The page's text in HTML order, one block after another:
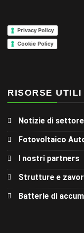
Privacy Policy
Cookie Policy
RISORSE UTILI
Notizie di settore
Fotovoltaico
I nostri partners
Strutture e
Batterie di